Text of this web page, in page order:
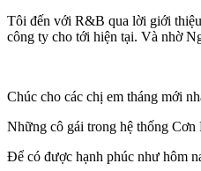
Tôi đến với R&B qua lời giới thiệu
công ty cho tới hiện tại. Và nhờ
Chúc cho các chị em tháng mới
Những cô gái trong hệ thống
Để có được hạnh phúc như hôm